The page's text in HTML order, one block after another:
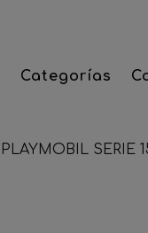
Categorías
PLAYMOBIL SERIE